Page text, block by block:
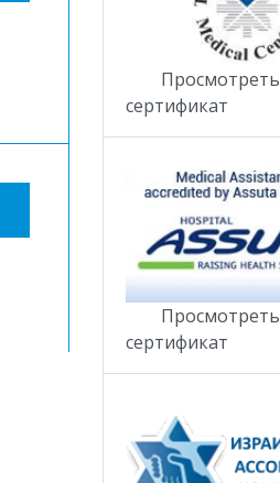
Просмотреть
сертификат
Просмотреть
сертификат